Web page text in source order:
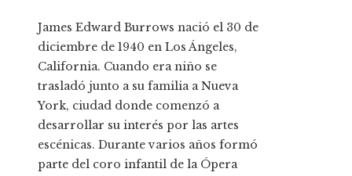
James Edward Burrows nació el 30 de
diciembre de 1940 en Los Ángeles,
California. Cuando era niño se
trasladó junto a su familia a Nueva
York, ciudad donde comenzó a
desarrollar su interés por las artes
escénicas. Durante varios años formó
parte del coro infantil de la Ópera